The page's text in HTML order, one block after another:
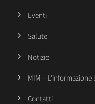
Eventi
Salute
Notizie
MIM – L’informazione
Contatti